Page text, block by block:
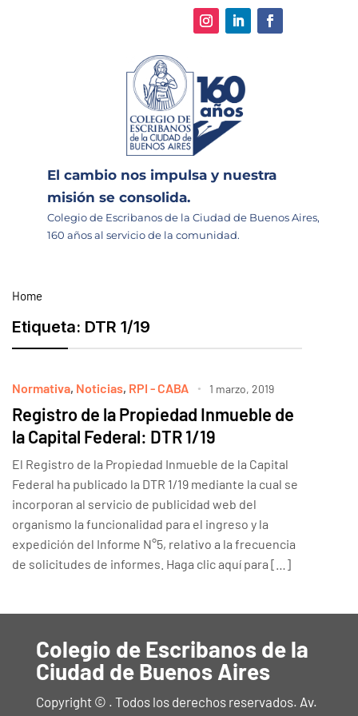
El cambio nos impulsa y nuestra
misión se consolida.
Colegio de Escribanos de la Ciudad de Buenos Aires,
160 años al servicio de la comunidad.
Home
Etiqueta: DTR 1/19
Normativa, Noticias, RPI - CABA 1 marzo, 2019
Registro de la Propiedad Inmueble de
la Capital Federal: DTR 1/19
El Registro de la Propiedad Inmueble de la Capital
Federal ha publicado la DTR 1/19 mediante la cual se
incorporan al servicio de publicidad web del
organismo la funcionalidad para el ingreso y la
expedición del Informe N°5, relativo a la frecuencia
de solicitudes de informes. Haga clic aquí para […]
Colegio de Escribanos de la
Ciudad de Buenos Aires
Copyright © . Todos los derechos reservados. Av.